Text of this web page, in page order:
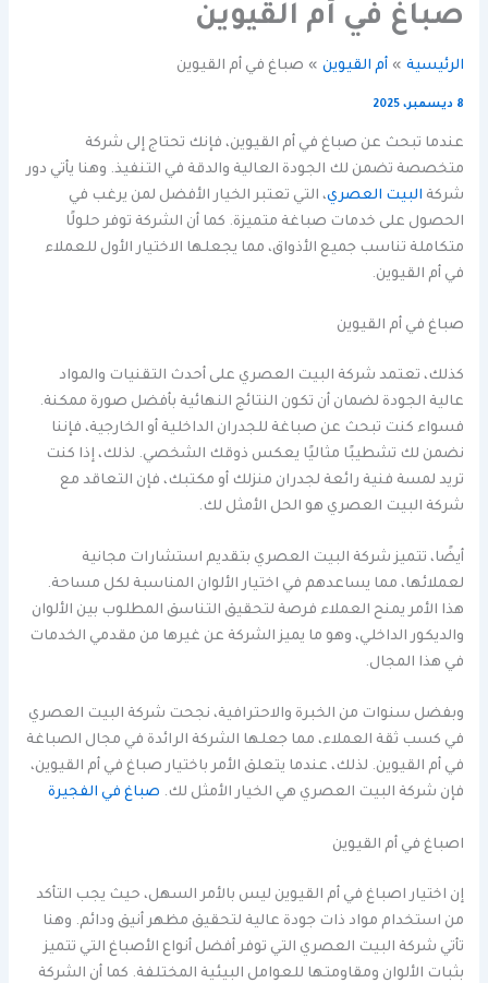
صباغ في أم القيوين
الرئيسية أم القيوين صباغ في أم القيوين
8 ديسمبر، 2025
عندما تبحث عن صباغ في أم القيوين، فإنك تحتاج إلى شركة
متخصصة تضمن لك الجودة العالية والدقة في التنفيذ. وهنا يأتي دور
شركة البيت العصري، التي تعتبر الخيار الأفضل لمن يرغب في
الحصول على خدمات صباغة متميزة. كما أن الشركة توفر حلولًا
متكاملة تناسب جميع الأذواق، مما يجعلها الاختيار الأول للعملاء
في أم القيوين.
صباغ في أم القيوين
كذلك، تعتمد شركة البيت العصري على أحدث التقنيات والمواد
عالية الجودة لضمان أن تكون النتائج النهائية بأفضل صورة ممكنة.
فسواء كنت تبحث عن صباغة للجدران الداخلية أو الخارجية، فإننا
نضمن لك تشطيبًا مثاليًا يعكس ذوقك الشخصي. لذلك، إذا كنت
تريد لمسة فنية رائعة لجدران منزلك أو مكتبك، فإن التعاقد مع
شركة البيت العصري هو الحل الأمثل لك.
أيضًا، تتميز شركة البيت العصري بتقديم استشارات مجانية
لعملائها، مما يساعدهم في اختيار الألوان المناسبة لكل مساحة.
هذا الأمر يمنح العملاء فرصة لتحقيق التناسق المطلوب بين الألوان
والديكور الداخلي، وهو ما يميز الشركة عن غيرها من مقدمي الخدمات
في هذا المجال.
وبفضل سنوات من الخبرة والاحترافية، نجحت شركة البيت العصري
في كسب ثقة العملاء، مما جعلها الشركة الرائدة في مجال الصباغة
في أم القيوين. لذلك، عندما يتعلق الأمر باختيار صباغ في أم القيوين،
فإن شركة البيت العصري هي الخيار الأمثل لك. صباغ في الفجيرة
اصباغ في أم القيوين
إن اختيار اصباغ في أم القيوين ليس بالأمر السهل، حيث يجب التأكد
من استخدام مواد ذات جودة عالية لتحقيق مظهر أنيق ودائم. وهنا
تأتي شركة البيت العصري التي توفر أفضل أنواع الأصباغ التي تتميز
بثبات الألوان ومقاومتها للعوامل البيئية المختلفة. كما أن الشركة